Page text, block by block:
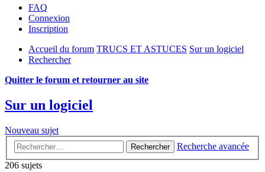
FAQ
Connexion
Inscription
Accueil du forum TRUCS ET ASTUCES Sur un logiciel
Rechercher
Quitter le forum et retourner au site
Sur un logiciel
Nouveau sujet
Rechercher
Recherche avancée
206 sujets